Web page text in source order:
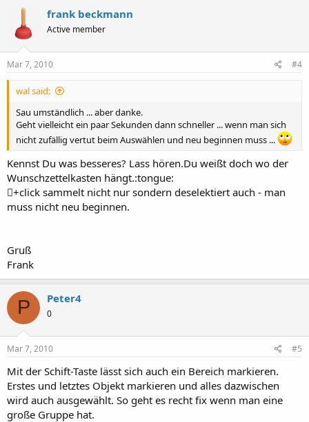
frank beckmann
Active member
Mar 7, 2010 #4
wal said:
Sau umständlich ... aber danke.
Geht vielleicht ein paar Sekunden dann schneller ... wenn man sich
nicht zufällig vertut beim Auswählen und neu beginnen muss ...
Kennst Du was besseres? Lass hören.Du weißt doch wo der
Wunschzettelkasten hängt.:tongue:
+click sammelt nicht nur sondern deselektiert auch - man
muss nicht neu beginnen.
Gruß
Frank
P Peter4
0
Mar 7, 2010 #5
Mit der Schift-Taste lässt sich auch ein Bereich markieren.
Erstes und letztes Objekt markieren und alles dazwischen
wird auch ausgewählt. So geht es recht fix wenn man eine
große Gruppe hat.